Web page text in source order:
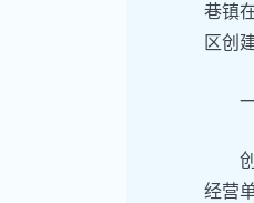
巷镇
区创
经营